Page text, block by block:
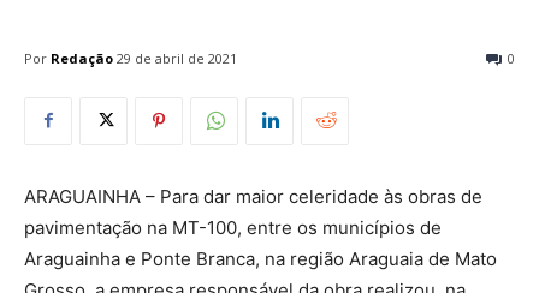
Por Redação 0
29 de abril de 2021
ARAGUAINHA – Para dar maior celeridade às obras de
pavimentação na MT-100, entre os municípios de
Araguainha e Ponte Branca, na região Araguaia de Mato